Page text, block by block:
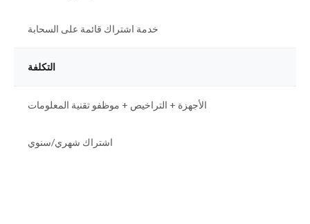
خدمة اشتراك قائمة على السحابة
التكلفة
الأجهزة + التراخيص + موظفو تقنية المعلومات
اشتراك شهري/سنوي